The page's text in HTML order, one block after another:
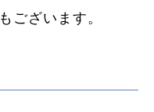
ございます。